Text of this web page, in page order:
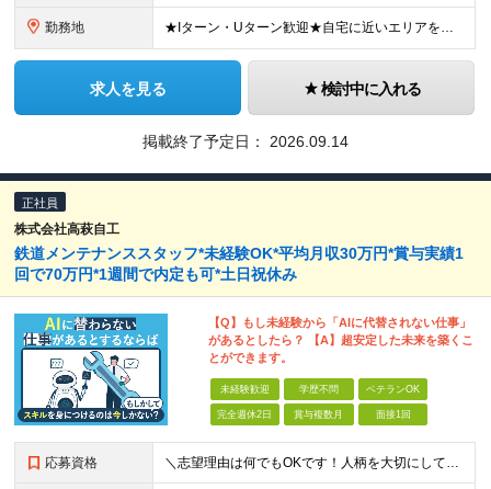
勤務地 ★Iターン・Uターン歓迎★自宅に近いエリアを選べます 神奈川/愛知/三重/岐阜/静岡/山梨/大阪/埼玉/千葉/京都/滋賀/島根/兵庫 ■関東 東京都/台東区、世田谷区 神奈川県/横浜市、川崎市、相模
求人を見る 検討中に入れる
掲載終了予定日： 2026.09.14
正社員
株式会社高萩自工
鉄道メンテナンススタッフ*未経験OK*平均月収30万円*賞与実績1
回で70万円*1週間で内定も可*土日祝休み
【Q】もし未経験から「AIに代替されない仕事」
があるとしたら？ 【A】超安定した未来を築くこ
とができます。
未経験歓迎 学歴不問 ベテランOK
完全週休2日 賞与複数月 面接1回
応募資格 ＼志望理由は何でもOKです！人柄を大切にしています／ ■未経験歓迎 ■学歴不問 ■要普通自動車免許（AT限定不可） ★今回は2名以上の同時募集！同期とともに成長できる環境です